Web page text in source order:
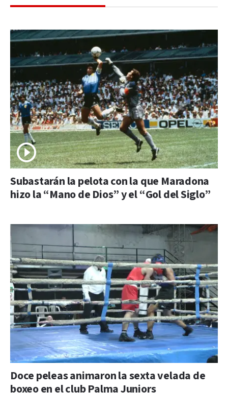
Subastarán la pelota con la que Maradona
hizo la “Mano de Dios” y el “Gol del Siglo”
Doce peleas animaron la sexta velada de
boxeo en el club Palma Juniors